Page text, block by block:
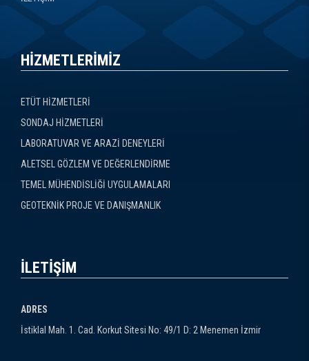
HİZMETLERİMİZ
ETÜT HİZMETLERİ
SONDAJ HİZMETLERİ
LABORATUVAR VE ARAZİ DENEYLERİ
ALETSEL GÖZLEM VE DEĞERLENDİRME
TEMEL MÜHENDİSLİĞİ UYGULAMALARI
GEOTEKNİK PROJE VE DANIŞMANLIK
İLETİŞİM
ADRES
İstiklal Mah. 1. Cad. Korkut Sitesi No: 49/1 D: 2 Menemen İzmir